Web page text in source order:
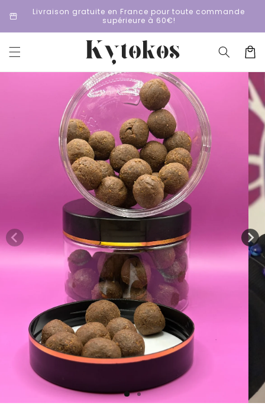
passer
contenu
storefront
Livraison gratuite en France pour toute commande
supérieure à 60€!
Panier
aux